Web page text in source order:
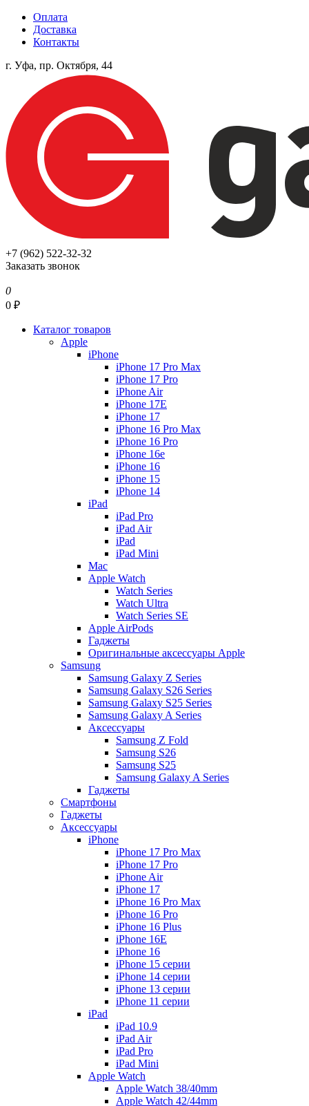
Оплата
Доставка
Контакты
г. Уфа, пр. Октября, 44
+7 (962) 522-32-32
Заказать звонок
0
0 ₽
Каталог товаров
Apple
iPhone
iPhone 17 Pro Max
iPhone 17 Pro
iPhone Air
iPhone 17E
iPhone 17
iPhone 16 Pro Max
iPhone 16 Pro
iPhone 16e
iPhone 16
iPhone 15
iPhone 14
iPad
iPad Pro
iPad Air
iPad
iPad Mini
Mac
Apple Watch
Watch Series
Watch Ultra
Watch Series SE
Apple AirPods
Гаджеты
Оригинальные аксессуары Apple
Samsung
Samsung Galaxy Z Series
Samsung Galaxy S26 Series
Samsung Galaxy S25 Series
Samsung Galaxy A Series
Аксессуары
Samsung Z Fold
Samsung S26
Samsung S25
Samsung Galaxy A Series
Гаджеты
Смартфоны
Гаджеты
Аксессуары
iPhone
iPhone 17 Pro Max
iPhone 17 Pro
iPhone Air
iPhone 17
iPhone 16 Pro Max
iPhone 16 Pro
iPhone 16 Plus
iPhone 16E
iPhone 16
iPhone 15 серии
iPhone 14 серии
iPhone 13 серии
iPhone 11 серии
iPad
iPad 10.9
iPad Air
iPad Pro
iPad Mini
Apple Watch
Apple Watch 38/40mm
Apple Watch 42/44mm